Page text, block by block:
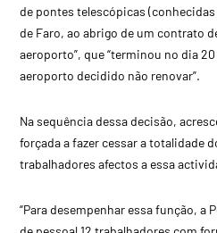
de pontes telescópicas (conhecidas
de Faro, ao abrigo de um contrato
aeroporto”, que “terminou no dia
aeroporto decidido não renovar”.
Na sequência dessa decisão,
forçada a fazer cessar a totalidade
trabalhadores afectos a essa
“Para desempenhar essa função, a